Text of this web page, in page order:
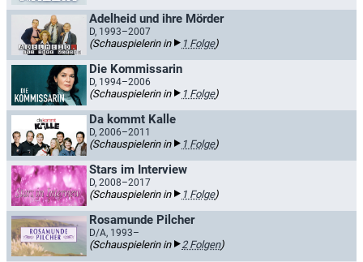
Adelheid und ihre Mörder
D, 1993–2007
(Schauspielerin in 1 Folge)
Die Kommissarin
D, 1994–2006
(Schauspielerin in 1 Folge)
Da kommt Kalle
D, 2006–2011
(Schauspielerin in 1 Folge)
Stars im Interview
D, 2008–2017
(Schauspielerin in 1 Folge)
Rosamunde Pilcher
D/A, 1993–
(Schauspielerin in 2 Folgen)